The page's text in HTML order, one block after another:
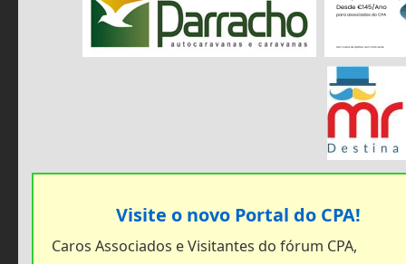
Visite o novo Portal do CPA!
Caros Associados e Visitantes do fórum CPA,